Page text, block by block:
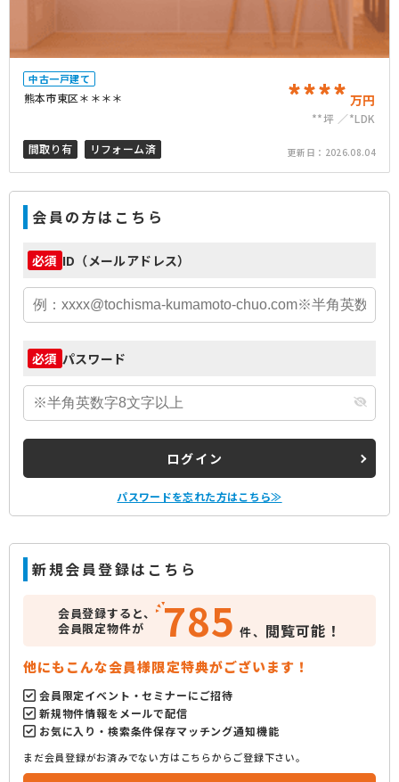
中古一戸建て
熊本市東区＊＊＊＊ **** 万円
**坪
*LDK
間取り有
リフォーム済 更新日： 2026.08.04
会員の方はこちら
必須 ID（メールアドレス）
必須 パスワード
ログイン
パスワードを忘れた方はこちら≫
新規会員登録はこちら
会員登録すると、
会員限定物件が
785 件、 閲覧可能！
他にもこんな会員様限定特典がございます！
会員限定イベント・セミナーにご招待
新規物件情報をメールで配信
お気に入り・検索条件保存マッチング通知機能
まだ会員登録がお済みでない方はこちらからご登録下さい。